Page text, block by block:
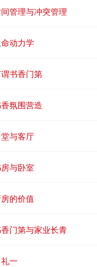
管理与冲突管理
动力学
书香门第
氛围营造
与客厅
与卧室
的价值
门第与家业长青
一